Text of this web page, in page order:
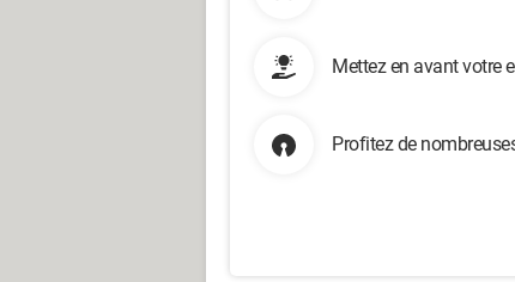
Mettez en avant votre
Profitez de